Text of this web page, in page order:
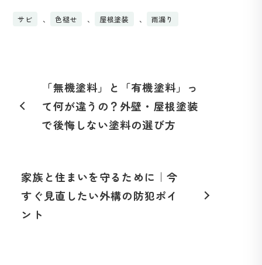
サビ 、 色褪せ 、 屋根塗装 、 雨漏り
「無機塗料」と「有機塗料」っ
て何が違うの？外壁・屋根塗装
で後悔しない塗料の選び方
家族と住まいを守るために｜今
すぐ見直したい外構の防犯ポイ
ント